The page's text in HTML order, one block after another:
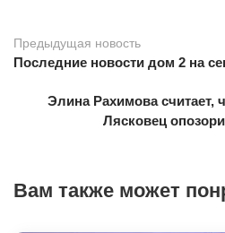
Предыдущая новость
Последние новости дом 2 на
Элина Рахимова считает,
Лясковец
Вам также может